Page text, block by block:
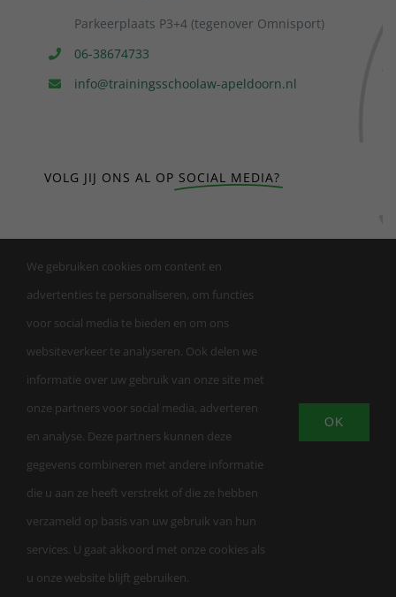
Parkeerplaats P3+4 (tegenover Omnisport)
06-38674733
info@trainingsschoolaw-apeldoorn.nl
VOLG JIJ ONS AL OP SOCIAL MEDIA?
© Copyright | Trainingsschool AW Apeldoorn |
KVK 863459232026 | LuxWebsites| All Rights
Reserved |Privacybeleid|Algemene
voorwaarden
We gebruiken cookies om content en
advertenties te personaliseren, om functies
voor social media te bieden en om ons
websiteverkeer te analyseren. Ook delen we
informatie over uw gebruik van onze site met
onze partners voor social media, adverteren
en analyse. Deze partners kunnen deze
gegevens combineren met andere informatie
die u aan ze heeft verstrekt of die ze hebben
verzameld op basis van uw gebruik van hun
services. U gaat akkoord met onze cookies als
u onze website blijft gebruiken.
OK